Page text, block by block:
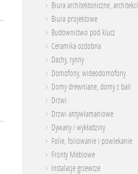
Biura architektoniczne, architekci
Biura projektowe
Budownictwo pod klucz
Ceramika ozdobna
Dachy, rynny
Domofony, wideodomofony
Domy drewniane, domy z bali
Drzwi
Drzwi antywłamaniowe
Dywany i wykładziny
Folie, foliowanie i powlekanie
Fronty Meblowe
Instalacje grzewcze